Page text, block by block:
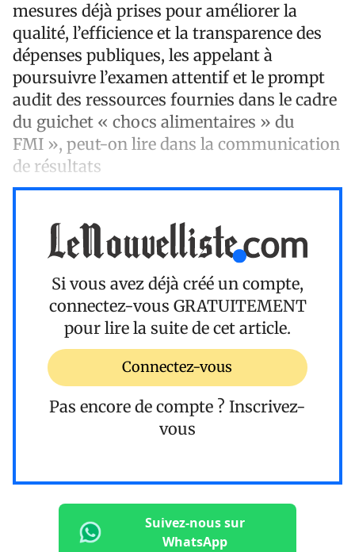
mesures déjà prises pour améliorer la
qualité, l’efficience et la transparence des
dépenses publiques, les appelant à
poursuivre l’examen attentif et le prompt
audit des ressources fournies dans le cadre
du guichet « chocs alimentaires » du
FMI », peut-on lire dans la communication
de résultats
Si vous avez déjà créé un compte,
connectez-vous GRATUITEMENT
pour lire la suite de cet article.
Connectez-vous
Pas encore de compte ? Inscrivez-
vous
Suivez-nous sur
WhatsApp